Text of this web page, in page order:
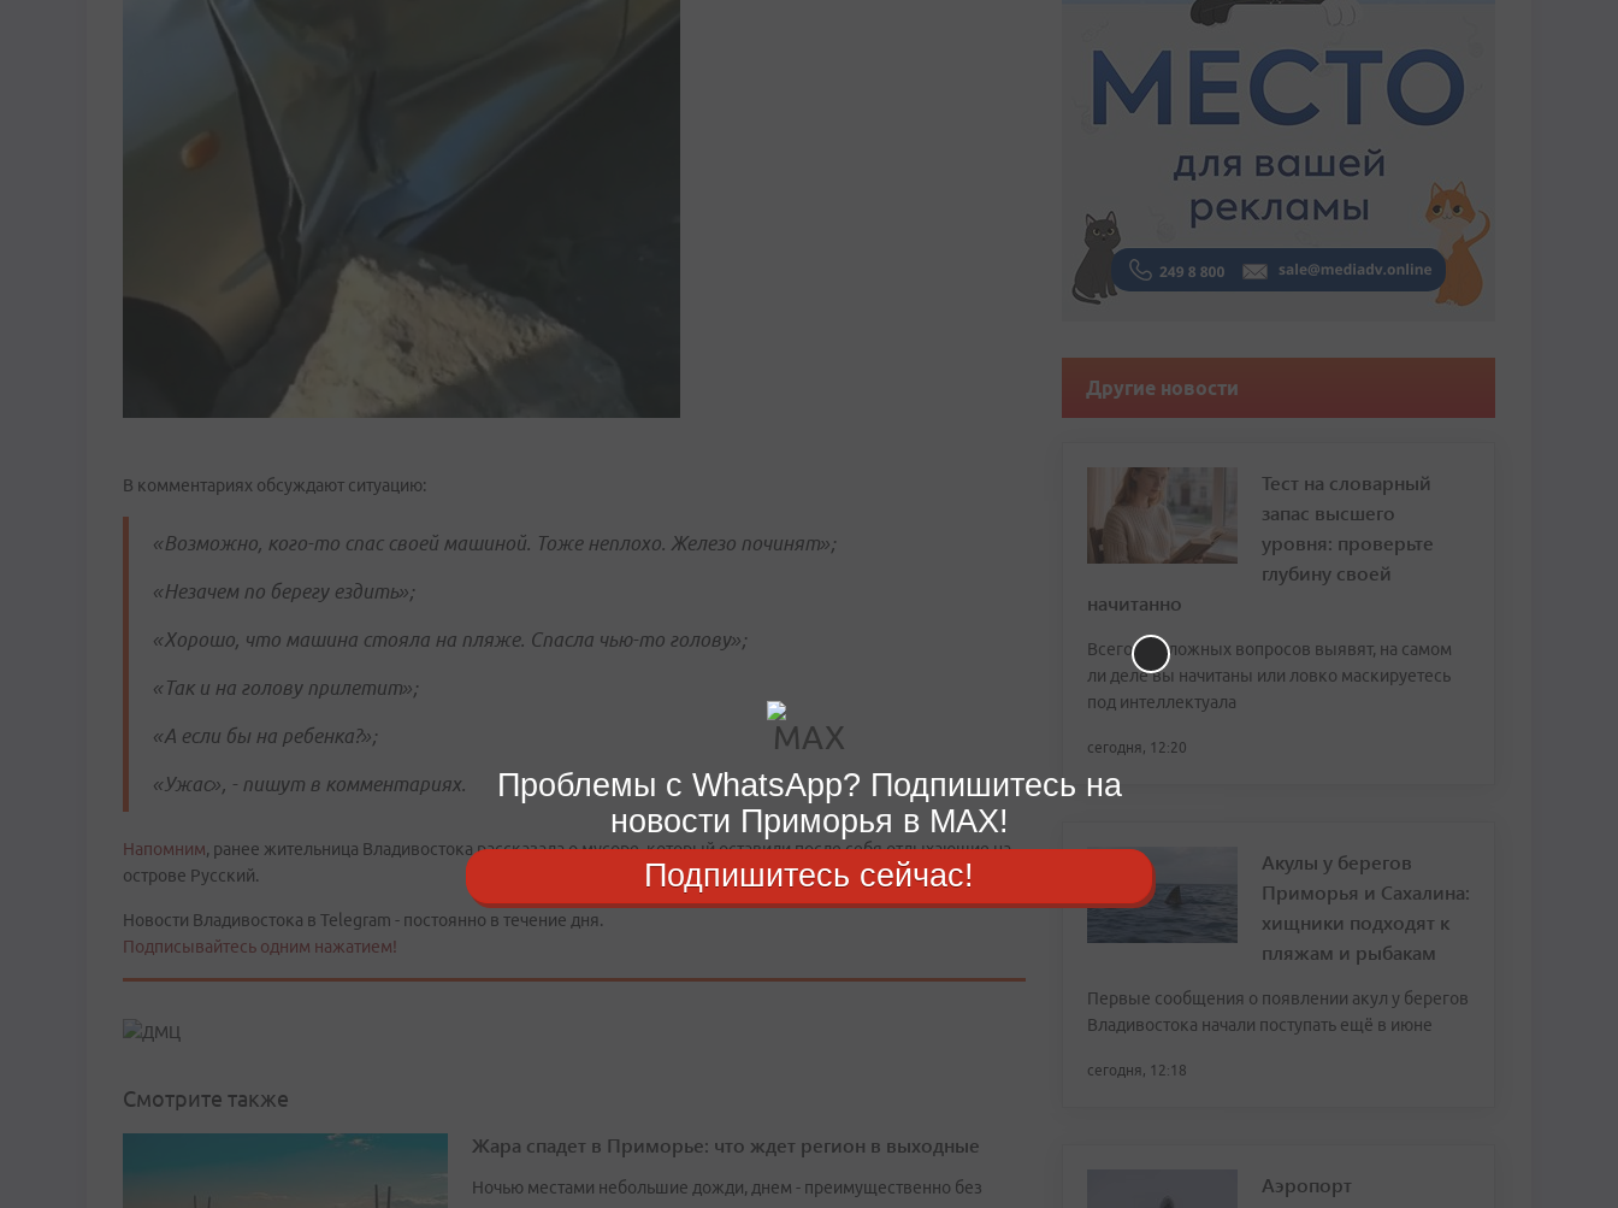
В комментариях обсуждают ситуацию:
«Возможно, кого-то спас своей машиной. Тоже неплохо. Железо починят»;
«Незачем по берегу ездить»;
«Хорошо, что машина стояла на пляже. Спасла чью-то голову»;
«Так и на голову прилетит»;
«А если бы на ребенка?»;
«Ужас», - пишут в комментариях.
Напомним, ранее жительница Владивостока рассказала о мусоре, который оставили после себя отдыхающие на
острове Русский.
Новости Владивостока в Telegram - постоянно в течение дня.
Подписывайтесь одним нажатием!
Смотрите также
Жара спадет в Приморье: что ждет регион в выходные
Ночью местами небольшие дожди, днем - преимущественно без
Другие новости
Тест на словарный
запас высшего
уровня: проверьте
глубину своей
начитанно
Всего 10 сложных вопросов выявят, на самом
ли деле вы начитаны или ловко маскируетесь
под интеллектуала
сегодня, 12:20
Акулы у берегов
Приморья и Сахалина:
хищники подходят к
пляжам и рыбакам
Первые сообщения о появлении акул у берегов
Владивостока начали поступать ещё в июне
сегодня, 12:18
Аэропорт
Проблемы с WhatsApp? Подпишитесь на
новости Приморья в MAX!
Подпишитесь сейчас!